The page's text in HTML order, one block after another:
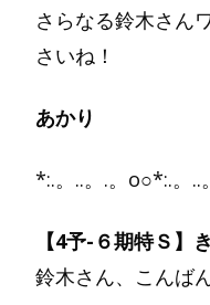
さらなる鈴木さん
さいね！
あかり
*:.。..。.。o○*:.。..
【4予-６期特Ｓ
鈴木さん、こんば